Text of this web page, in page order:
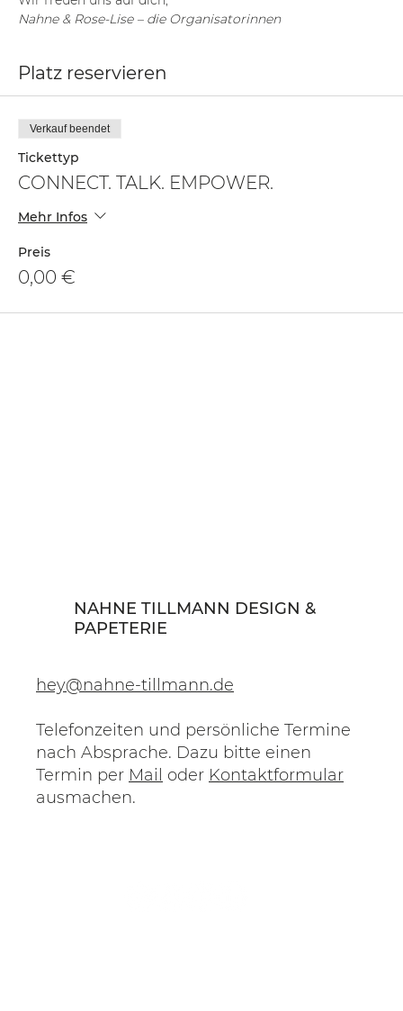
Nahne & Rose-Lise – die Organisatorinnen
Platz reservieren
Verkauf beendet
Tickettyp
CONNECT. TALK. EMPOWER.
Mehr Infos
Preis
0,00 €
NAHNE TILLMANN DESIGN &
PAPETERIE
hey@nahne-tillmann.de
Telefonzeiten und persönliche Termine
nach Absprache. Dazu bitte einen
Termin per Mail oder Kontaktformular
ausmachen.